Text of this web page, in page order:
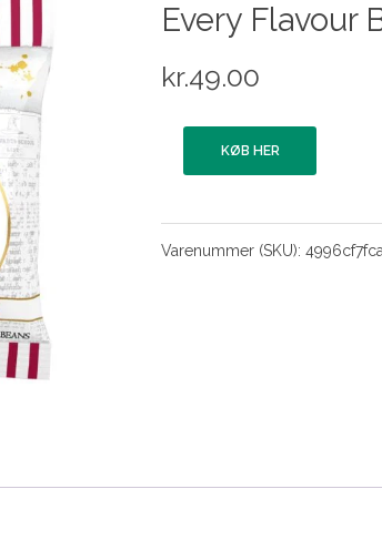
Every Flavour
kr.49.00
KØB HER
Varenummer (SKU):